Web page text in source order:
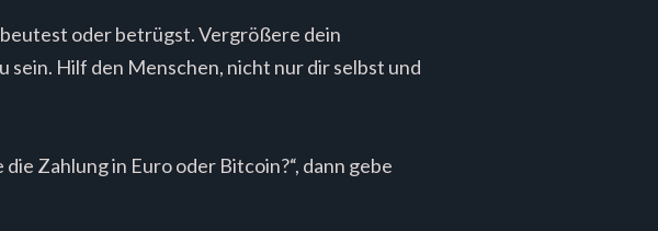
oder betrügst. Vergrößere dein
sein. Hilf den Menschen, nicht nur dir selbst und
Zahlung in Euro oder Bitcoin?“, dann gebe